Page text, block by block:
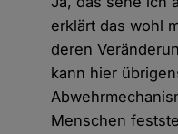
erklärt das wohl
deren
kann hier
Menschen